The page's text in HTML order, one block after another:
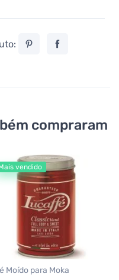
compraram
vendido
Moído para Moka